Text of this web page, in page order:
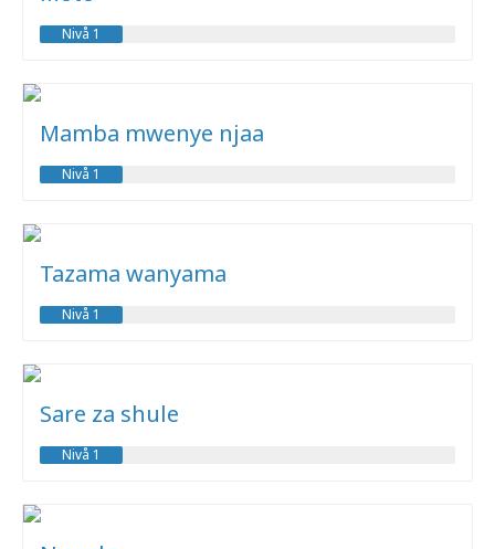
Nivå 1
Mamba mwenye njaa
Nivå 1
Tazama wanyama
Nivå 1
Sare za shule
Nivå 1